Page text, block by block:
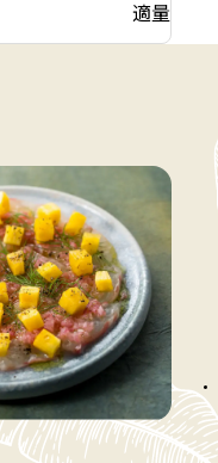
適量